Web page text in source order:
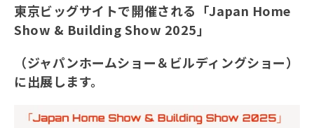
東京ビッグサイトで開催される「Japan Home
Show & Building Show 2025」
（ジャパンホームショー＆ビルディングショー）
に出展します。